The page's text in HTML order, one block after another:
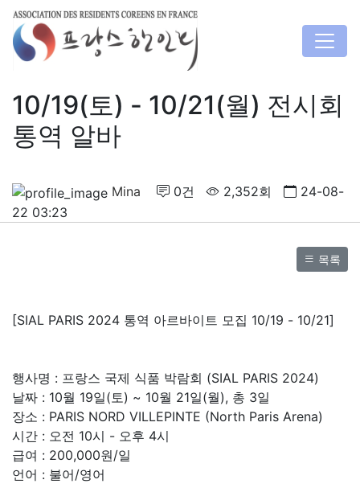
10/19(토) - 10/21(월) 전시회
통역 알바
Mina 0건 2,352회
24-08-
22 03:23
목록
[SIAL PARIS 2024 통역 아르바이트 모집 10/19 - 10/21]
행사명 : 프랑스 국제 식품 박람회 (SIAL PARIS 2024)
날짜 : 10월 19일(토) ~ 10월 21일(월), 총 3일
장소 : PARIS NORD VILLEPINTE (North Paris Arena)
시간 : 오전 10시 - 오후 4시
급여 : 200,000원/일
언어 : 불어/영어